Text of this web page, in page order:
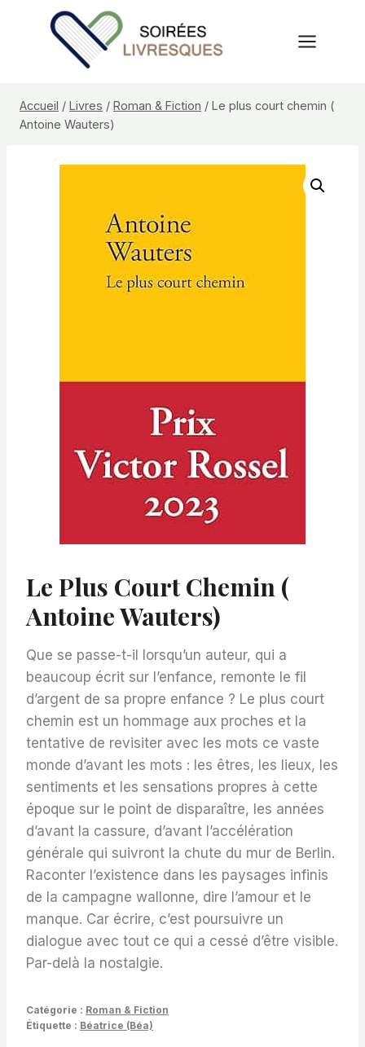
Accueil / Livres / Roman & Fiction / Le plus court chemin (
Antoine Wauters)
Le Plus Court Chemin (
Antoine Wauters)
Que se passe-t-il lorsqu’un auteur, qui a
beaucoup écrit sur l’enfance, remonte le fil
d’argent de sa propre enfance ? Le plus court
chemin est un hommage aux proches et la
tentative de revisiter avec les mots ce vaste
monde d’avant les mots : les êtres, les lieux, les
sentiments et les sensations propres à cette
époque sur le point de disparaître, les années
d’avant la cassure, d’avant l’accélération
générale qui suivront la chute du mur de Berlin.
Raconter l’existence dans les paysages infinis
de la campagne wallonne, dire l’amour et le
manque. Car écrire, c’est poursuivre un
dialogue avec tout ce qui a cessé d’être visible.
Par-delà la nostalgie.
Catégorie : Roman & Fiction
Étiquette : Béatrice (Béa)